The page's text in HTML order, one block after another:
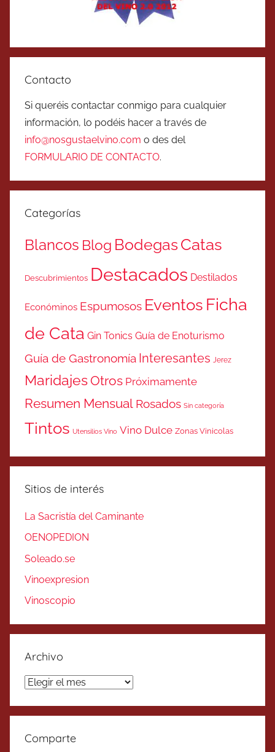
Contacto
Si queréis contactar conmigo para cualquier
información, lo podéis hacer a través de
info@nosgustaelvino.com o des del
FORMULARIO DE CONTACTO.
Categorías
Blancos Blog BodegasCatas
Descubrimientos Destacados Destilados
Económinos Espumosos Eventos Ficha
de Cata Gin Tonics Guía de Enoturismo
Guía de Gastronomía Interesantes Jerez
MaridajesOtros Próximamente
Resumen Mensual Rosados Sin categoría
Tintos Utensilios Vino Vino Dulce Zonas Vinicolas
Sitios de interés
La Sacristía del Caminante
OENOPEDION
Soleado.se
Vinoexpresion
Vinoscopio
Archivo
Archivo
Comparte